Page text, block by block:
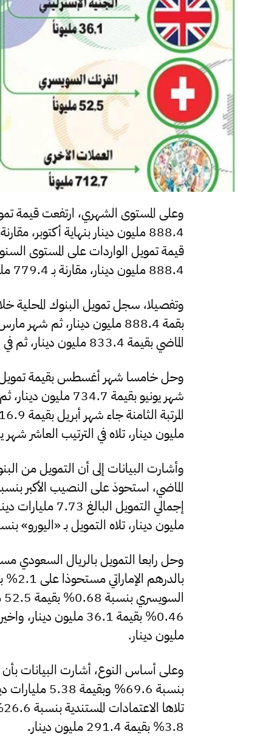
888.4 مليون دينار، مقارنة بـ 779.4 مليون دينار بنهاية أكتوبر 2024.
وتفصيلا، سجل تمويل البنوك المحلية
الماضي بقيمة 833.4 مليون دينار، ثم في المرتبة الرابعة شهر يوليو الماضي بقيمة 829 مليون دينار.
مليون دينار، تلاه في الترتيب العاشر شهر يناير بقيمة
وأشارت البيانات إلى أن التمويل من
مليون دينار، تلاه التمويل بـ «اليورو» بنسبة 4.44% وبقيمة 343.6 مليون
مليون دينار.
وعلى أساس النوع، أشارت البيانات
3.8% بقيمة 291.4 مليون دينار.